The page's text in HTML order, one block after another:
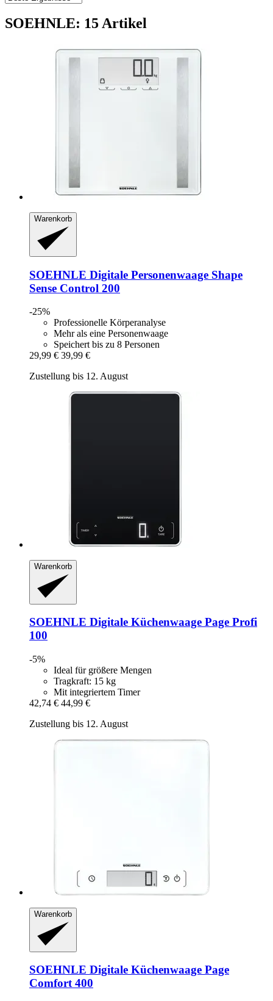
SOEHNLE: 15 Artikel
Warenkorb
SOEHNLE Digitale Personenwaage Shape
Sense Control 200
-25%
Professionelle Körperanalyse
Mehr als eine Personenwaage
Speichert bis zu 8 Personen
29,99 € 39,99 €
Zustellung bis 12. August
Warenkorb
SOEHNLE Digitale Küchenwaage Page Profi
100
-5%
Ideal für größere Mengen
Tragkraft: 15 kg
Mit integriertem Timer
42,74 € 44,99 €
Zustellung bis 12. August
Warenkorb
SOEHNLE Digitale Küchenwaage Page
Comfort 400